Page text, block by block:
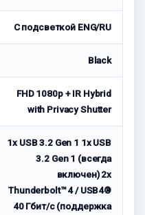
С подсветкой ENG/RU
Black
FHD 1080p + IR Hybrid
with Privacy Shutter
1x USB 3.2 Gen 1 1x USB
3.2 Gen 1 (всегда
включен) 2x
Thunderbolt™ 4 / USB4®
40 Гбит/с (поддержка